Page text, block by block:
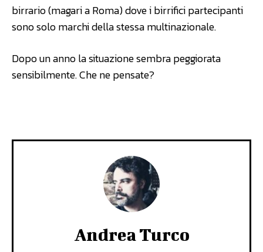
birrario (magari a Roma) dove i birrifici partecipanti
sono solo marchi della stessa multinazionale.
Dopo un anno la situazione sembra peggiorata
sensibilmente. Che ne pensate?
Andrea Turco